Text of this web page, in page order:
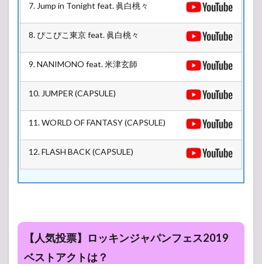
7. Jump in Tonight feat. 眞白桃々
8. ぴこぴこ東京 feat. 眞白桃々
9. NANIMONO feat. 米津玄師
10. JUMPER (CAPSULE)
11. WORLD OF FANTASY (CAPSULE)
12. FLASH BACK (CAPSULE)
【人気投票】ロッキンジャパンフェス2019
ベストアクトは？